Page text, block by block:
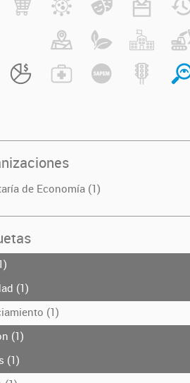
de Economía (1)
(1)
(1)
(1)
(1)